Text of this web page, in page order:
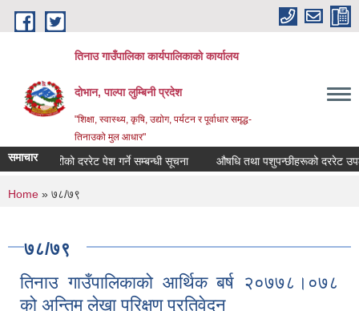
Skip to main content
तिनाउ गाउँपालिका कार्यपालिकाकाे कार्यालय
दोभान, पाल्पा लुम्बिनी प्रदेश
"शिक्षा, स्वास्थ्य, कृषि, उद्योग, पर्यटन र पूर्वाधार समृद्ध-
तिनाउको मुल आधार"
समाचार
कृषि सामाग्रीको दररेट पेश गर्ने सम्बन्धी सूचना औषधि तथा पशुपन्छीहरूको दररेट
You are here
Home » ७८/७९
७८/७९
तिनाउ गाउँपालिकाको आर्थिक बर्ष २०७७८।०७८
को अन्तिम लेखा परिक्षण प्रतिवेदन